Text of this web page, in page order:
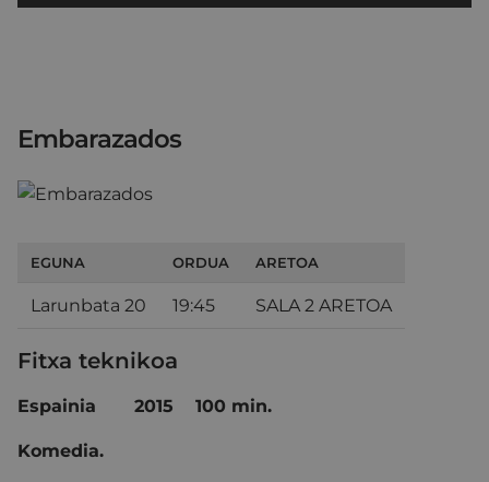
Embarazados
EGUNA ORDUA ARETOA
Larunbata 20 19:45 SALA 2 ARETOA
Fitxa teknikoa
Espainia 2015 100 min.
Komedia.